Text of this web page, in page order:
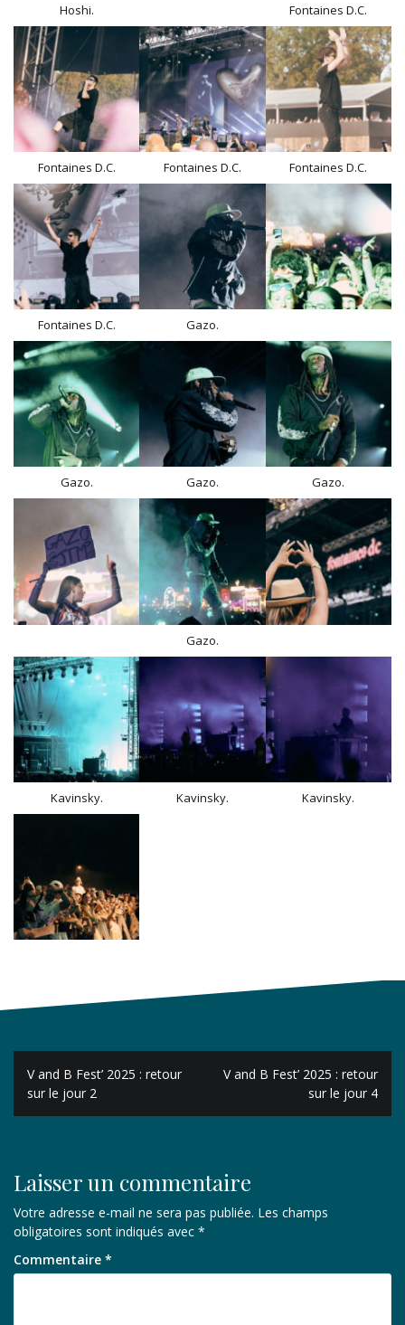
Hoshi. Fontaines D.C.
Fontaines D.C. Fontaines D.C. Fontaines D.C.
Fontaines D.C. Gazo.
Gazo. Gazo. Gazo.
Gazo.
Kavinsky. Kavinsky. Kavinsky.
Navigation
de
l’article
V and B Fest’ 2025 : retour
sur le jour 2
V and B Fest’ 2025 : retour
sur le jour 4
Laisser un commentaire
Votre adresse e-mail ne sera pas publiée. Les champs
obligatoires sont indiqués avec *
Commentaire *